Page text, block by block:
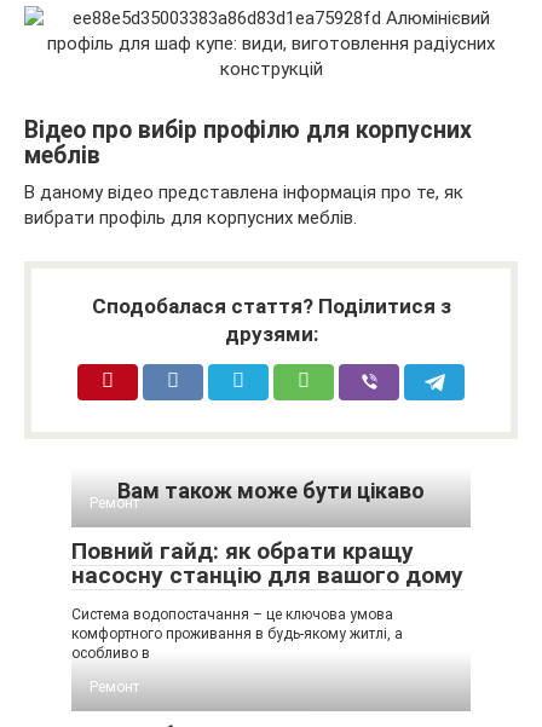
Відео про вибір профілю для корпусних
меблів
В даному відео представлена інформація про те, як
вибрати профіль для корпусних меблів.
Сподобалася стаття? Поділитися з
друзями:
Вам також може бути цікаво
Ремонт
Повний гайд: як обрати кращу
насосну станцію для вашого дому
Система водопостачання – це ключова умова
комфортного проживання в будь-якому житлі, а
особливо в
Ремонт